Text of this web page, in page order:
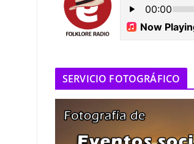
SERVICIO FOTOGRÁFICO